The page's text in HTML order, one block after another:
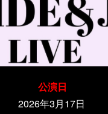
公演日
2026年3月17日